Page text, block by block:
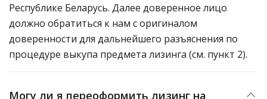
Республике Беларусь. Далее доверенное лицо
должно обратиться к нам с оригиналом
доверенности для дальнейшего разъяснения по
процедуре выкупа предмета лизинга (см. пункт 2).
Могу ли я переоформить лизинг на